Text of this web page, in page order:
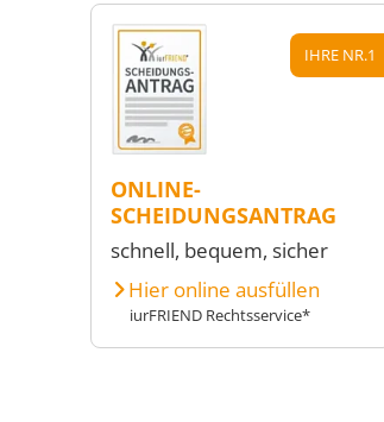
IHRE NR.1
ONLINE-
SCHEIDUNGSANTRAG
schnell, bequem, sicher
Hier online ausfüllen
iurFRIEND Rechtsservice*